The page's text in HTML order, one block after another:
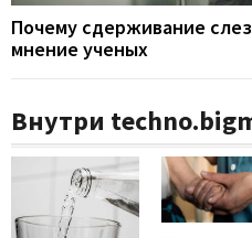
Почему сдерживание
мнение ученых
Внутри